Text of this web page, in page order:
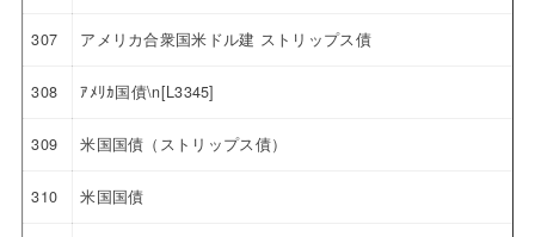
307 アメリカ合衆国米ドル建 ストリップス債
308 ｱﾒﾘｶ国債\n[L3345]
309 米国国債（ストリップス債）
310 米国国債